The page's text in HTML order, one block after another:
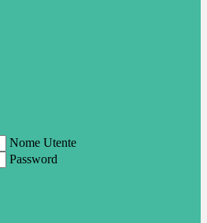
Nome Utente
Password